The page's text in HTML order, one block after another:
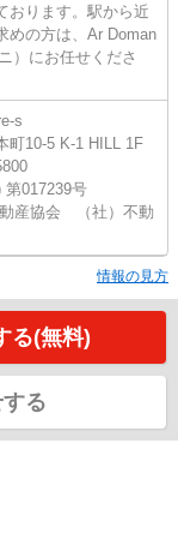
おります。駅から近
めの方は、Ar Doman
）にお任せくださ
s
町10-5 K-1 HILL 1F
第017239号
産協会 （社）不動
情報の見方
る(無料)
る